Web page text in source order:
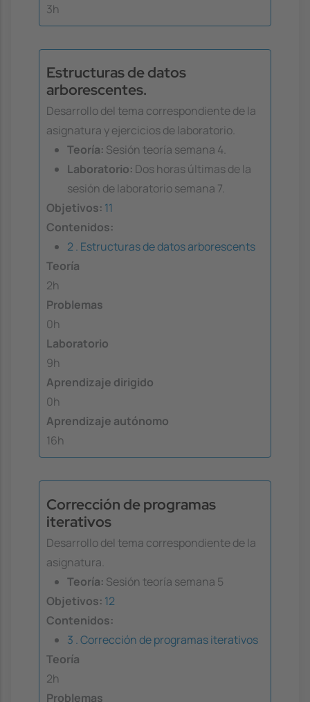
3h
Estructuras de datos
arborescentes.
Desarrollo del tema correspondiente de la
asignatura y ejercicios de laboratorio.
Teoría: Sesión teoría semana 4.
Laboratorio: Dos horas últimas de la
sesión de laboratorio semana 7.
Objetivos: 11
Contenidos:
2 . Estructuras de datos arborescents
Teoría
2h
Problemas
0h
Laboratorio
9h
Aprendizaje dirigido
0h
Aprendizaje autónomo
16h
Corrección de programas
iterativos
Desarrollo del tema correspondiente de la
asignatura.
Teoría: Sesión teoría semana 5
Objetivos: 12
Contenidos:
3 . Corrección de programas iterativos
Teoría
2h
Problemas